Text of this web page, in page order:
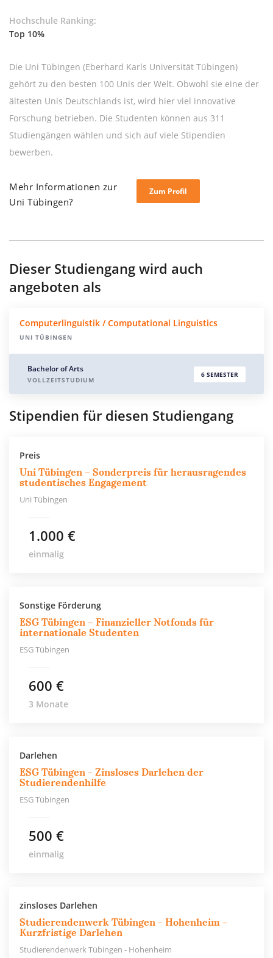
Hochschule Ranking:
Top 10%
Die Uni Tübingen (Eberhard Karls Universität Tübingen)
gehört zu den besten 100 Unis der Welt. Obwohl sie eine der
ältesten Unis Deutschlands ist, wird hier viel innovative
Forschung betrieben. Die Studenten können aus 311
Studiengängen wählen und sich auf viele Stipendien
bewerben.
Mehr Informationen zur
Uni Tübingen?
Zum Profil
Dieser Studiengang wird auch
angeboten als
Computerlinguistik / Computational Linguistics
UNI TÜBINGEN
Bachelor of Arts
VOLLZEITSTUDIUM
6 SEMESTER
Stipendien für diesen Studiengang
Preis
Uni Tübingen – Sonderpreis für herausragendes
studentisches Engagement
Uni Tübingen
1.000 €
einmalig
Sonstige Förderung
ESG Tübingen – Finanzieller Notfonds für
internationale Studenten
ESG Tübingen
600 €
3 Monate
Darlehen
ESG Tübingen - Zinsloses Darlehen der
Studierendenhilfe
ESG Tübingen
500 €
einmalig
zinsloses Darlehen
Studierendenwerk Tübingen - Hohenheim -
Kurzfristige Darlehen
Studierendenwerk Tübingen - Hohenheim